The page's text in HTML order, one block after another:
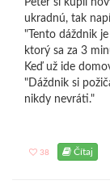
Peter si kúpil
ukradnú, tak
"Tento dáždnik
ktorý sa za 3
Keď už ide
"Dáždnik si
nikdy nevráti."
38 Čítaj